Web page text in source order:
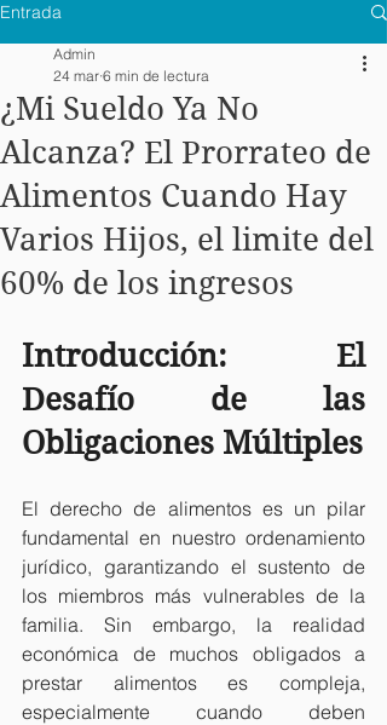
Entrada
¿Mi Sueldo Ya No
Alcanza? El Prorrateo de
Alimentos Cuando Hay
Varios Hijos, el limite del
60% de los ingresos
Admin
24 mar 6 min de lectura
Introducción: El
Desafío de las
Obligaciones Múltiples
El derecho de alimentos es un pilar
fundamental en nuestro ordenamiento
jurídico, garantizando el sustento de
los miembros más vulnerables de la
familia. Sin embargo, la realidad
económica de muchos obligados a
prestar alimentos es compleja,
especialmente cuando deben